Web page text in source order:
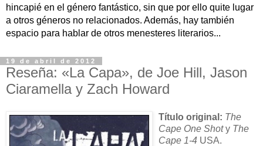
hincapié en el género fantástico, sin que por ello quite lugar
a otros géneros no relacionados. Además, hay también
espacio para hablar de otros menesteres literarios...
19 de abril de 2012
Reseña: «La Capa», de Joe Hill, Jason
Ciaramella y Zach Howard
Título original: The
Cape One Shoty The
Cape 1-4 USA.